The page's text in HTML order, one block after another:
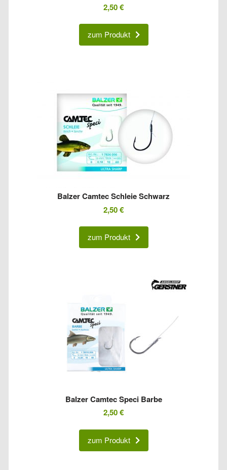
2,50€
zum Produkt
Balzer Camtec Schleie Schwarz
2,50€
zum Produkt
Balzer Camtec Speci Barbe
2,50€
zum Produkt